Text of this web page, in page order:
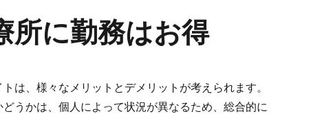
所に勤務はお得
は、様々なメリットとデメリットが考えられます。
うかは、個人によって状況が異なるため、総合的に